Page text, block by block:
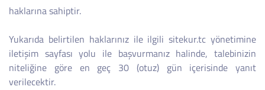
haklarına sahiptir.
Yukarıda belirtilen haklarınız ile ilgili sitekur.tc yönetimine
iletişim sayfası yolu ile başvurmanız halinde, talebinizin
niteliğine göre en geç 30 (otuz) gün içerisinde yanıt
verilecektir.